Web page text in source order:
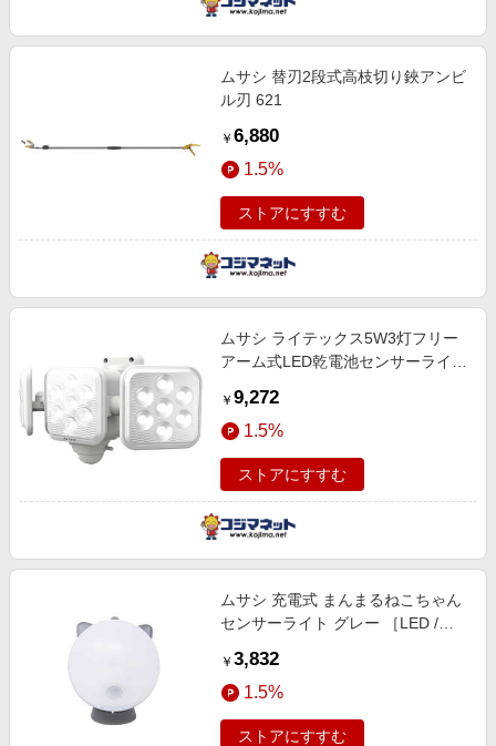
ムサシ 替刃2段式高枝切り鋏アンビ
ル刃 621
￥ 6,880
1.5%
ストアにすすむ
ムサシ ライテックス5W3灯フリー
アーム式LED乾電池センサーライト
￥ 9,272
1.5%
ストアにすすむ
ムサシ 充電式 まんまるねこちゃん
センサーライト グレー ［LED /昼
￥ 3,832
1.5%
ストアにすすむ